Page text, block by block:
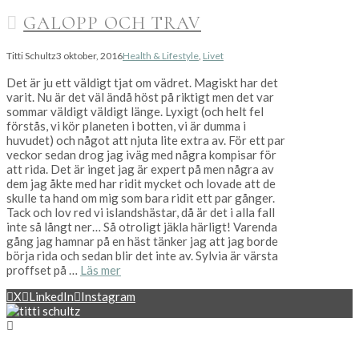
GALOPP OCH TRAV
Titti Schultz3 oktober, 2016Health & Lifestyle Livet
Det är ju ett väldigt tjat om vädret. Magiskt har det
varit. Nu är det väl ändå höst på riktigt men det var
sommar väldigt väldigt länge. Lyxigt (och helt fel
förstås, vi kör planeten i botten, vi är dumma i
huvudet) och något att njuta lite extra av. För ett par
veckor sedan drog jag iväg med några kompisar för
att rida. Det är inget jag är expert på men några av
dem jag åkte med har ridit mycket och lovade att de
skulle ta hand om mig som bara ridit ett par gånger.
Tack och lov red vi islandshästar, då är det i alla fall
inte så långt ner… Så otroligt jäkla härligt! Varenda
gång jag hamnar på en häst tänker jag att jag borde
börja rida och sedan blir det inte av. Sylvia är värsta
proffset på … Läs mer
X
LinkedIn Instagram